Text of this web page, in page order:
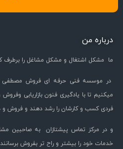
درباره من
ما مشکل اشتغال و مشکل مشاغل را برطرف
در موسسه فنی حرفه ای فروش مصطفی
میکنیم تا با یادگیری فنون بازاریابی
فردی کسب و کارشان را رشد دهند و فروش و
و در مرکز تماس پیشتازان به صاحبین
خدمات خود را بیشتر و راح تر بفروش